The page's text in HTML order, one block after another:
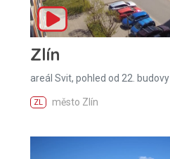
Zlín
areál Svit, pohled od 22. budovy
ZL město Zlín